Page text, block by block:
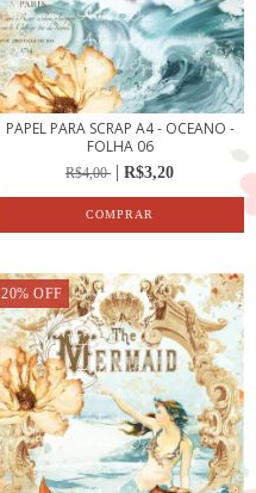
PAPEL PARA SCRAP A4 - OCEANO -
FOLHA 06
R$4,00 R$3,20
20% OFF